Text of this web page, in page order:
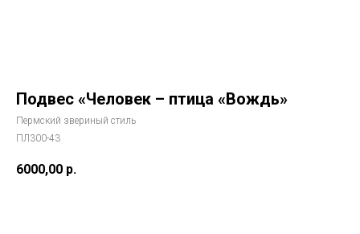
Подвес «Человек – птица «Вождь»
Пермский звериный стиль
ПЛ300-43
6000,00 р.